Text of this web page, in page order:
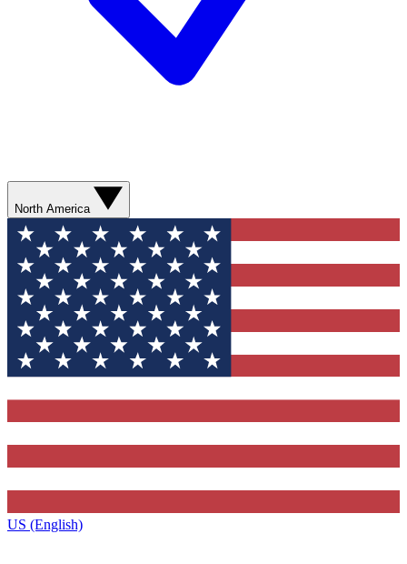
North America
US (English)